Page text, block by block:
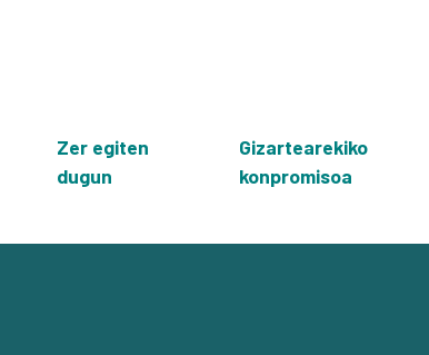
Zer egiten
dugun
Gizartearekiko
konpromisoa